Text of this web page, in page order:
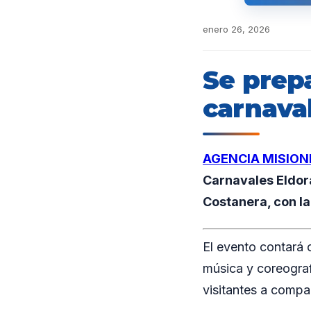
enero 26, 2026
Se
AGENCIA
Carnavales
Costanera, con
El evento contará
música y
visitantes a